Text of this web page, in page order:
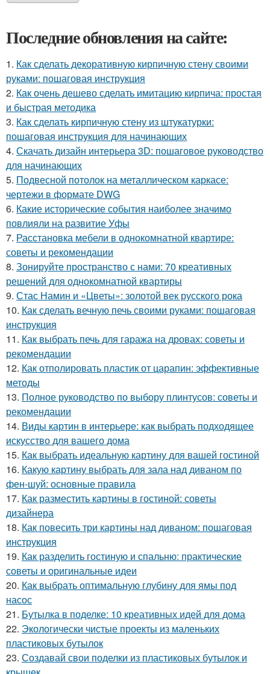
Последние обновления на сайте:
1. Как сделать декоративную кирпичную стену своими
руками: пошаговая инструкция
2. Как очень дешево сделать имитацию кирпича: простая
и быстрая методика
3. Как сделать кирпичную стену из штукатурки:
пошаговая инструкция для начинающих
4. Скачать дизайн интерьера 3D: пошаговое руководство
для начинающих
5. Подвесной потолок на металлическом каркасе:
чертежи в формате DWG
6. Какие исторические события наиболее значимо
повлияли на развитие Уфы
7. Расстановка мебели в однокомнатной квартире:
советы и рекомендации
8. Зонируйте пространство с нами: 70 креативных
решений для однокомнатной квартиры
9. Стас Намин и «Цветы»: золотой век русского рока
10. Как сделать вечную печь своими руками: пошаговая
инструкция
11. Как выбрать печь для гаража на дровах: советы и
рекомендации
12. Как отполировать пластик от царапин: эффективные
методы
13. Полное руководство по выбору плинтусов: советы и
рекомендации
14. Виды картин в интерьере: как выбрать подходящее
искусство для вашего дома
15. Как выбрать идеальную картину для вашей гостиной
16. Какую картину выбрать для зала над диваном по
фен-шуй: основные правила
17. Как разместить картины в гостиной: советы
дизайнера
18. Как повесить три картины над диваном: пошаговая
инструкция
19. Как разделить гостиную и спальню: практические
советы и оригинальные идеи
20. Как выбрать оптимальную глубину для ямы под
насос
21. Бутылка в поделке: 10 креативных идей для дома
22. Экологически чистые проекты из маленьких
пластиковых бутылок
23. Создавай свои поделки из пластиковых бутылок и